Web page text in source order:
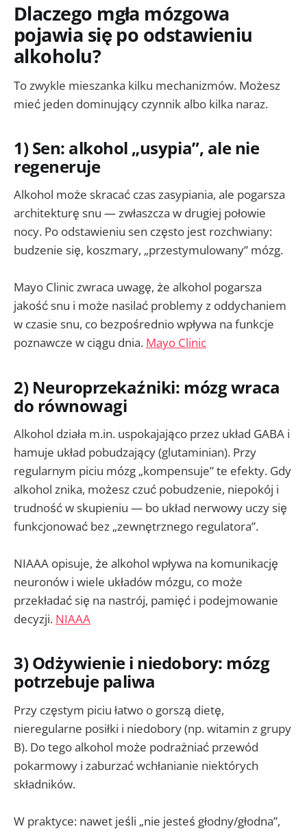
Dlaczego mgła mózgowa
pojawia się po odstawieniu
alkoholu?
To zwykle mieszanka kilku mechanizmów. Możesz
mieć jeden dominujący czynnik albo kilka naraz.
1) Sen: alkohol „usypia”, ale nie
regeneruje
Alkohol może skracać czas zasypiania, ale pogarsza
architekturę snu — zwłaszcza w drugiej połowie
nocy. Po odstawieniu sen często jest rozchwiany:
budzenie się, koszmary, „przestymulowany” mózg.
Mayo Clinic zwraca uwagę, że alkohol pogarsza
jakość snu i może nasilać problemy z oddychaniem
w czasie snu, co bezpośrednio wpływa na funkcje
poznawcze w ciągu dnia. Mayo Clinic
2) Neuroprzekaźniki: mózg wraca
do równowagi
Alkohol działa m.in. uspokajająco przez układ GABA i
hamuje układ pobudzający (glutaminian). Przy
regularnym piciu mózg „kompensuje” te efekty. Gdy
alkohol znika, możesz czuć pobudzenie, niepokój i
trudność w skupieniu — bo układ nerwowy uczy się
funkcjonować bez „zewnętrznego regulatora”.
NIAAA opisuje, że alkohol wpływa na komunikację
neuronów i wiele układów mózgu, co może
przekładać się na nastrój, pamięć i podejmowanie
decyzji. NIAAA
3) Odżywienie i niedobory: mózg
potrzebuje paliwa
Przy częstym piciu łatwo o gorszą dietę,
nieregularne posiłki i niedobory (np. witamin z grupy
B). Do tego alkohol może podrażniać przewód
pokarmowy i zaburzać wchłanianie niektórych
składników.
W praktyce: nawet jeśli „nie jesteś głodny/głodna”,